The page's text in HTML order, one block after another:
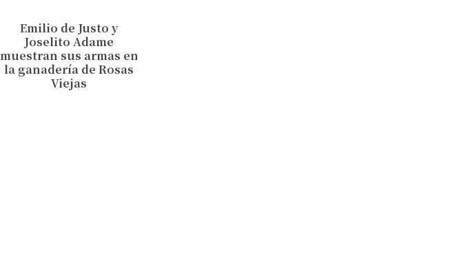
Emilio de Justo y
Joselito Adame
muestran sus armas en
la ganadería de Rosas
Viejas